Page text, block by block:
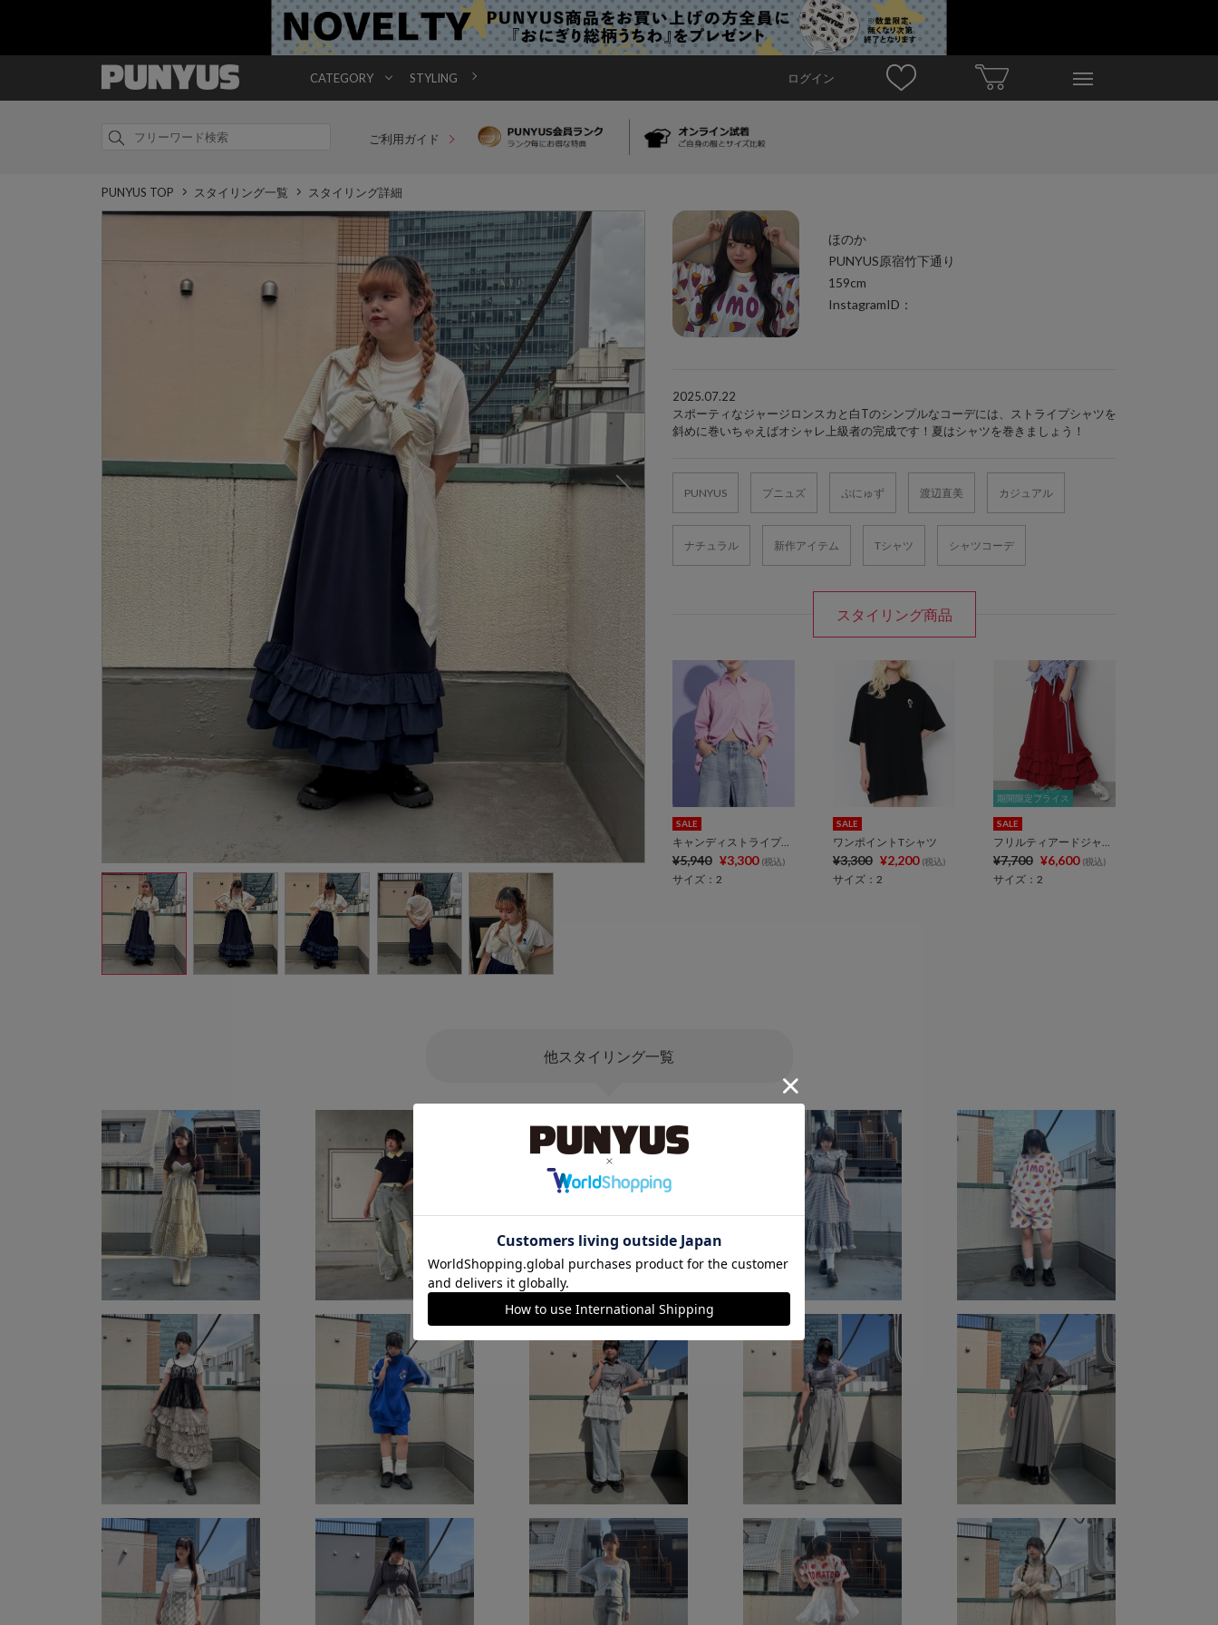
CATEGORY STYLING ログイン
ご利用ガイド
PUNYUS TOP スタイリング一覧 スタイリング詳細
ほのか
PUNYUS原宿竹下通り
159cm
InstagramID：
2025.07.22
スポーティなジャージロンスカと白Tのシンプルなコーデには、ストライプシャツを
斜めに巻いちゃえばオシャレ上級者の完成です！夏はシャツを巻きましょう！
PUNYUS プニュズ ぷにゅず 渡辺直美 カジュアル
ナチュラル 新作アイテム Tシャツ シャツコーデ
スタイリング商品
SALE
キャンディストライプシャツ
¥5,940 ¥3,300 (税込)
サイズ：2
SALE
ワンポイントTシャツ
¥3,300 ¥2,200 (税込)
サイズ：2
期間限定プライス
SALE
フリルティアードジャージロングスカート
¥7,700 ¥6,600 (税込)
サイズ：2
他スタイリング一覧